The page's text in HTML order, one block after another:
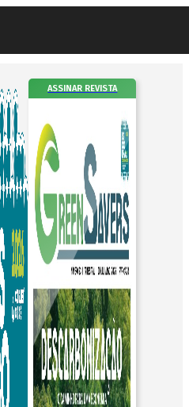
ASSINAR REVISTA